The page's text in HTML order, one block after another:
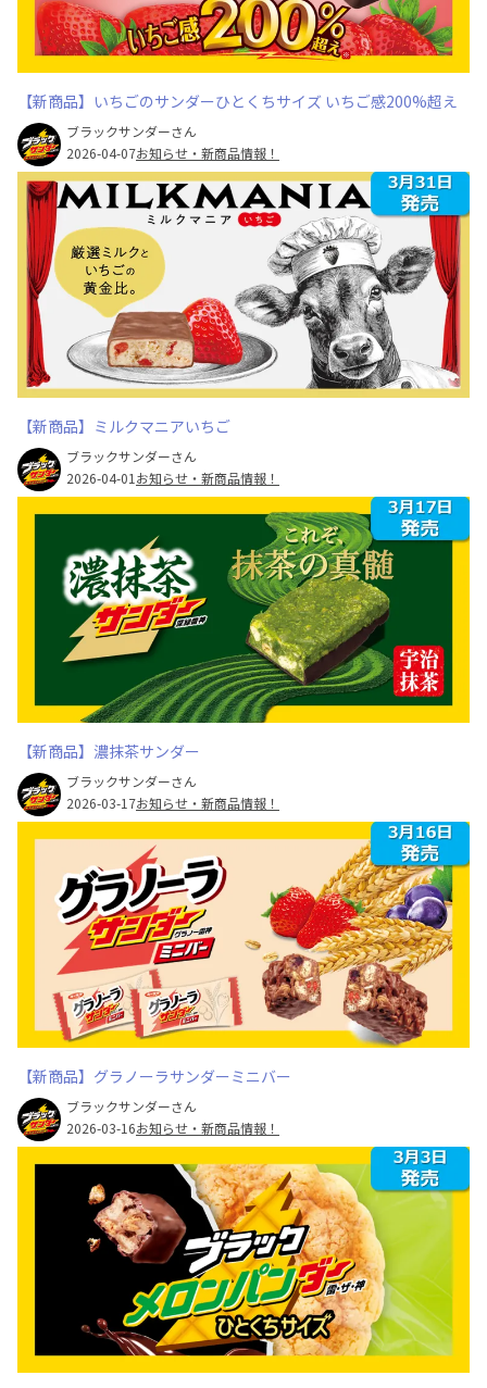
【新商品】いちごのサンダーひとくちサイズ いちご感200%超え
ブラックサンダーさん
2026-04-07お知らせ・新商品情報！
【新商品】ミルクマニアいちご
ブラックサンダーさん
2026-04-01 お知らせ・新商品情報！
【新商品】濃抹茶サンダー
ブラックサンダーさん
2026-03-17お知らせ・新商品情報！
【新商品】グラノーラサンダーミニバー
ブラックサンダーさん
2026-03-16お知らせ・新商品情報！